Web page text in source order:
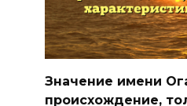
Значение имени
происхождение,